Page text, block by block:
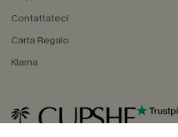
Contattateci
Carta Regalo
Klarna